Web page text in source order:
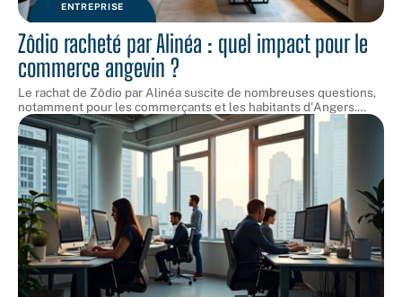
ENTREPRISE
Zôdio racheté par Alinéa : quel impact pour le
commerce angevin ?
Le rachat de Zôdio par Alinéa suscite de nombreuses questions,
notamment pour les commerçants et les habitants d'Angers.…